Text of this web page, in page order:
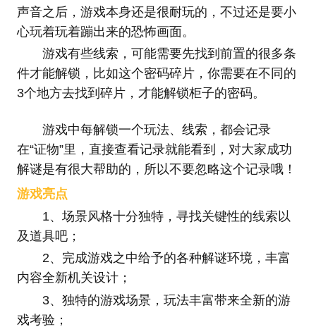
声音之后，游戏本身还是很耐玩的，不过还是要小
心玩着玩着蹦出来的恐怖画面。
游戏有些线索，可能需要先找到前置的很多条
件才能解锁，比如这个密码碎片，你需要在不同的
3个地方去找到碎片，才能解锁柜子的密码。
游戏中每解锁一个玩法、线索，都会记录
在“证物”里，直接查看记录就能看到，对大家成功
解谜是有很大帮助的，所以不要忽略这个记录哦！
游戏亮点
1、场景风格十分独特，寻找关键性的线索以
及道具吧；
2、完成游戏之中给予的各种解谜环境，丰富
内容全新机关设计；
3、独特的游戏场景，玩法丰富带来全新的游
戏考验；